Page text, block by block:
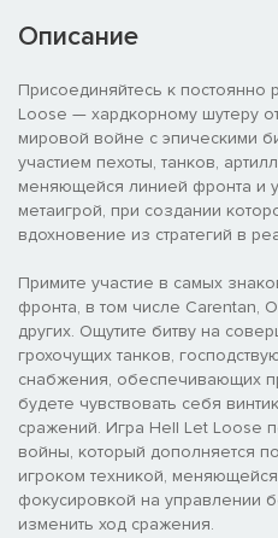
Описание
Присоединяйтесь к
Loose — хардкорному шутеру
мировой войне с эпическими
участием пехоты, танков,
меняющейся линией фронта и
метаигрой, при создании
вдохновение из стратегий в
Примите участие в самых
фронта, в том числе Carentan,
других. Ощутите битву на
грохочущих танков,
снабжения, обеспечивающих
будете чувствовать себя
сражений. Игра Hell Let Loose
войны, который дополняется
игроком техникой,
фокусировкой на управлении
изменить ход сражения.